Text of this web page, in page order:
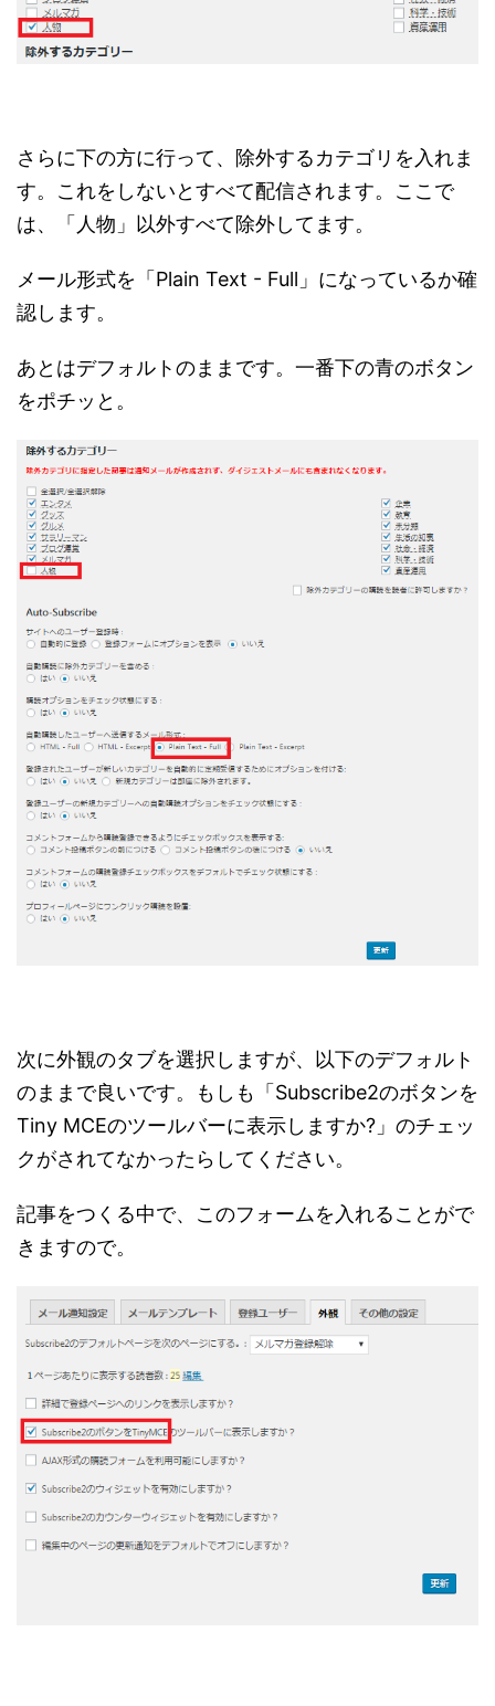
さらに下の方に行って、除外するカテゴリを入れま
す。これをしないとすべて配信されます。ここで
は、「人物」以外すべて除外してます。
メール形式を「Plain Text - Full」になっているか確
認します。
あとはデフォルトのままです。一番下の青のボタン
をポチッと。
次に外観のタブを選択しますが、以下のデフォルト
のままで良いです。もしも「Subscribe2のボタンを
Tiny MCEのツールバーに表示しますか?」のチェッ
クがされてなかったらしてください。
記事をつくる中で、このフォームを入れることがで
きますので。